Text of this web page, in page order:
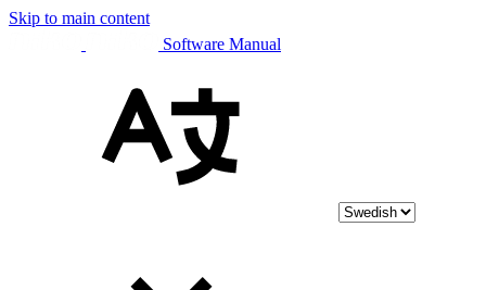
Skip to main content
Software Manual